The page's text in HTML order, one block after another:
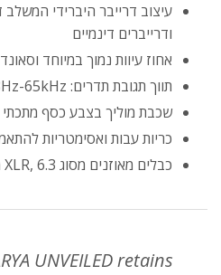
עיצוב דרייבר היברידי
ודרייברים דינמיים
אחוז עיוות נמוך במיוחד
תווך תגובת תדרים: 8Hz-65kHz
שכבת מוליך בצבע כסף מתכתי
כריות עבות ואסימטריות
כבלים מאוזנים מסוג XLR, 6.3 מ"מ SE, ו-3.5 מ"מ SE
UNVEILED retains